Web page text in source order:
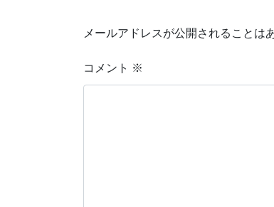
メールアドレスが公開されることは
コメント ※